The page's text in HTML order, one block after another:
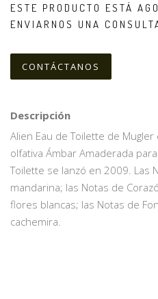
ESTE PRODUCTO ESTÁ
ENVIARNOS UNA
CONTÁCTANOS
Descripción
Alien Eau de Toilette de
olfativa Ámbar Amaderada
Toilette se lanzó en 2009. Las
mandarina; las Notas de
flores blancas; las Notas de
cachemira.